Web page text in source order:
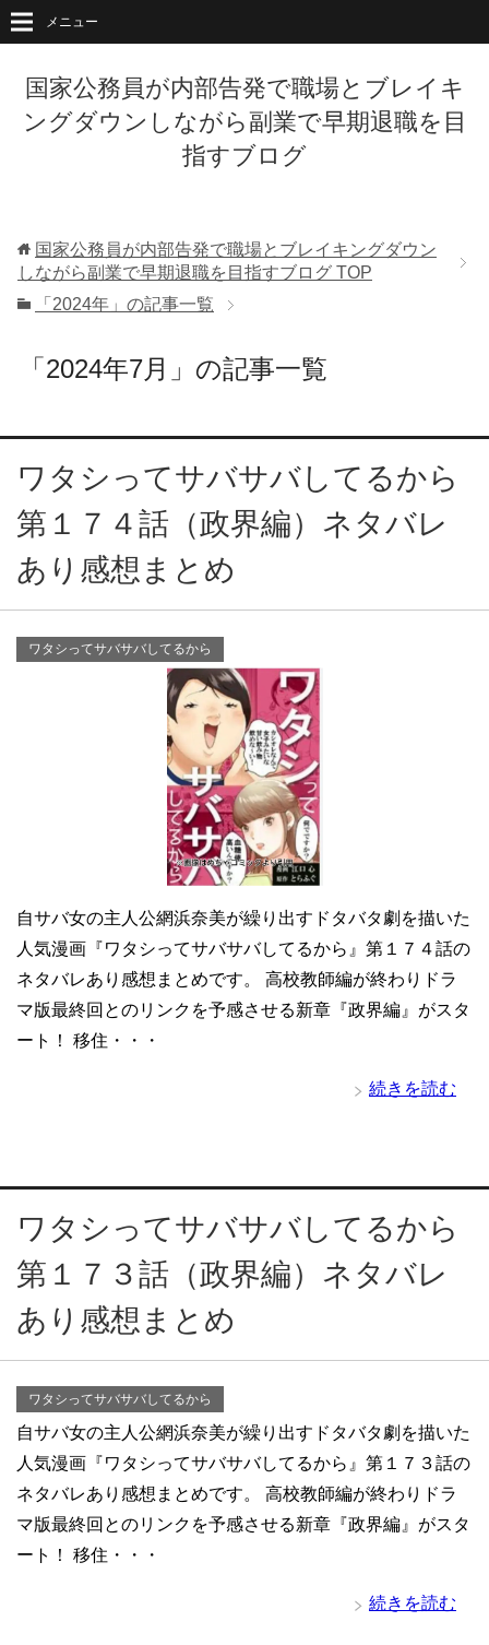
国家公務員が内部告発で職場とブレイキ
ングダウンしながら副業で早期退職を目
指すブログ
メニュー
国家公務員が内部告発で職場とブレイキングダウン
しながら副業で早期退職を目指すブログ TOP
「2024年」の記事一覧
「2024年7月」の記事一覧
ワタシってサバサバしてるから
第１７４話（政界編）ネタバレ
あり感想まとめ
ワタシってサバサバしてるから
自サバ女の主人公網浜奈美が繰り出すドタバタ劇を描いた
人気漫画『ワタシってサバサバしてるから』第１７４話の
ネタバレあり感想まとめです。 高校教師編が終わりドラ
マ版最終回とのリンクを予感させる新章『政界編』がスタ
ート！ 移住・・・
続きを読む
ワタシってサバサバしてるから
第１７３話（政界編）ネタバレ
あり感想まとめ
ワタシってサバサバしてるから
自サバ女の主人公網浜奈美が繰り出すドタバタ劇を描いた
人気漫画『ワタシってサバサバしてるから』第１７３話の
ネタバレあり感想まとめです。 高校教師編が終わりドラ
マ版最終回とのリンクを予感させる新章『政界編』がスタ
ート！ 移住・・・
続きを読む